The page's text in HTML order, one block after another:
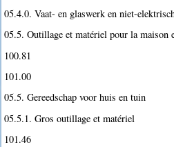
05.4.0. Vaat- en glaswerk en niet-
05.5. Outillage et matériel pour la maison
100.81
101.00
05.5. Gereedschap voor huis en tuin
05.5.1. Gros outillage et matériel
101.46